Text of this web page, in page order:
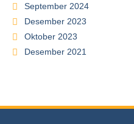
September 2024
Desember 2023
Oktober 2023
Desember 2021